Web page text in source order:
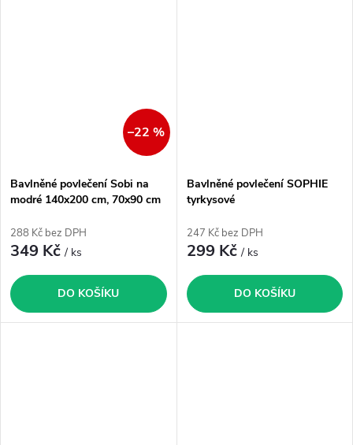
–22 %
Bavlněné povlečení Sobi na
modré 140x200 cm, 70x90 cm
288 Kč bez DPH
349 Kč/ ks
DO KOŠÍKU
Bavlněné povlečení SOPHIE
tyrkysové
247 Kč bez DPH
299 Kč/ ks
DO KOŠÍKU